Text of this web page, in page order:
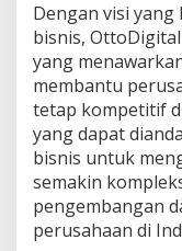
Dengan visi
bisnis,
yang
membantu
tetap kompetitif
yang dapat
bisnis untuk
semakin
pengembangan
perusahaan di